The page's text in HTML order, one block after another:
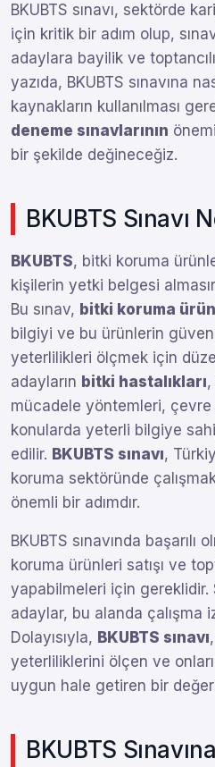
BKUBTS sınavı, sektörde
için kritik bir adım olup,
adaylara bayilik ve
yazıda, BKUBTS sınavına
kaynakların kullanılması
deneme sınavlarının
bir şekilde değineceğiz.
BKUBTS Sınavı
BKUBTS, bitki koruma
kişilerin yetki belgesi
Bu sınav, bitki koruma
bilgiyi ve bu ürünlerin
yeterlilikleri ölçmek için
adayların bitki hastalıkları,
mücadele yöntemleri, çevre
konularda yeterli bilgiye
edilir. BKUBTS sınavı,
koruma sektöründe
önemli bir adımdır.
BKUBTS sınavında başarılı
koruma ürünleri satışı ve
yapabilmeleri için gereklidir.
adaylar, bu alanda çalışma
Dolayısıyla, BKUBTS sınavı
yeterliliklerini ölçen ve
uygun hale getiren bir
BKUBTS